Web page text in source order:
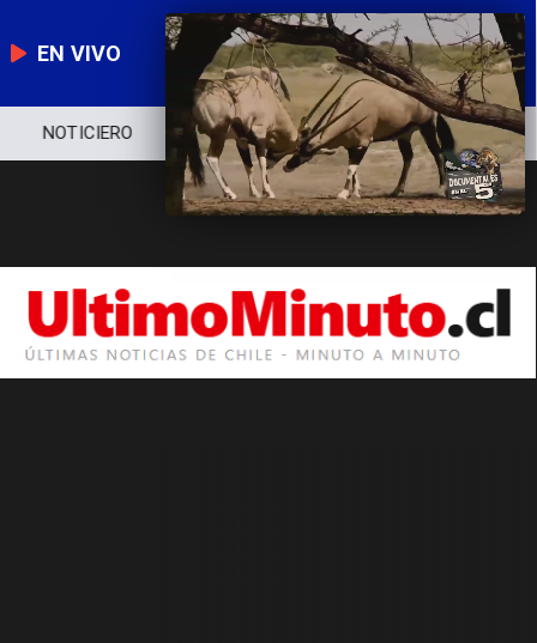
EN VIVO
NOTICIERO POLÍTICA ECONOMÍA